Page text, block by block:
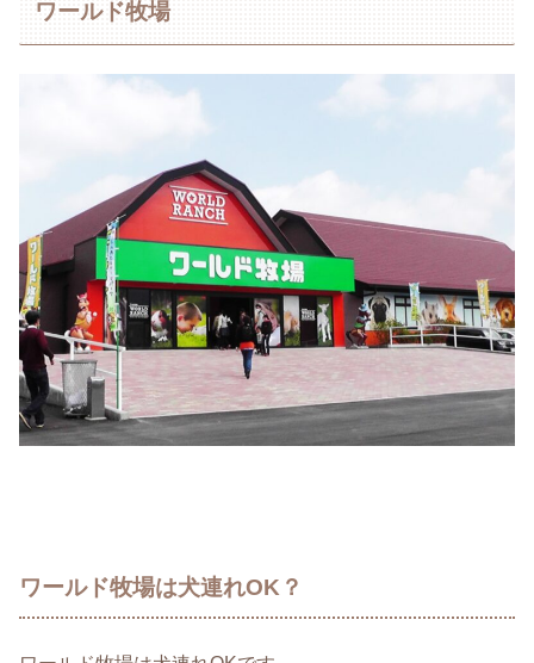
ワールド牧場
ワールド牧場は犬連れOK？